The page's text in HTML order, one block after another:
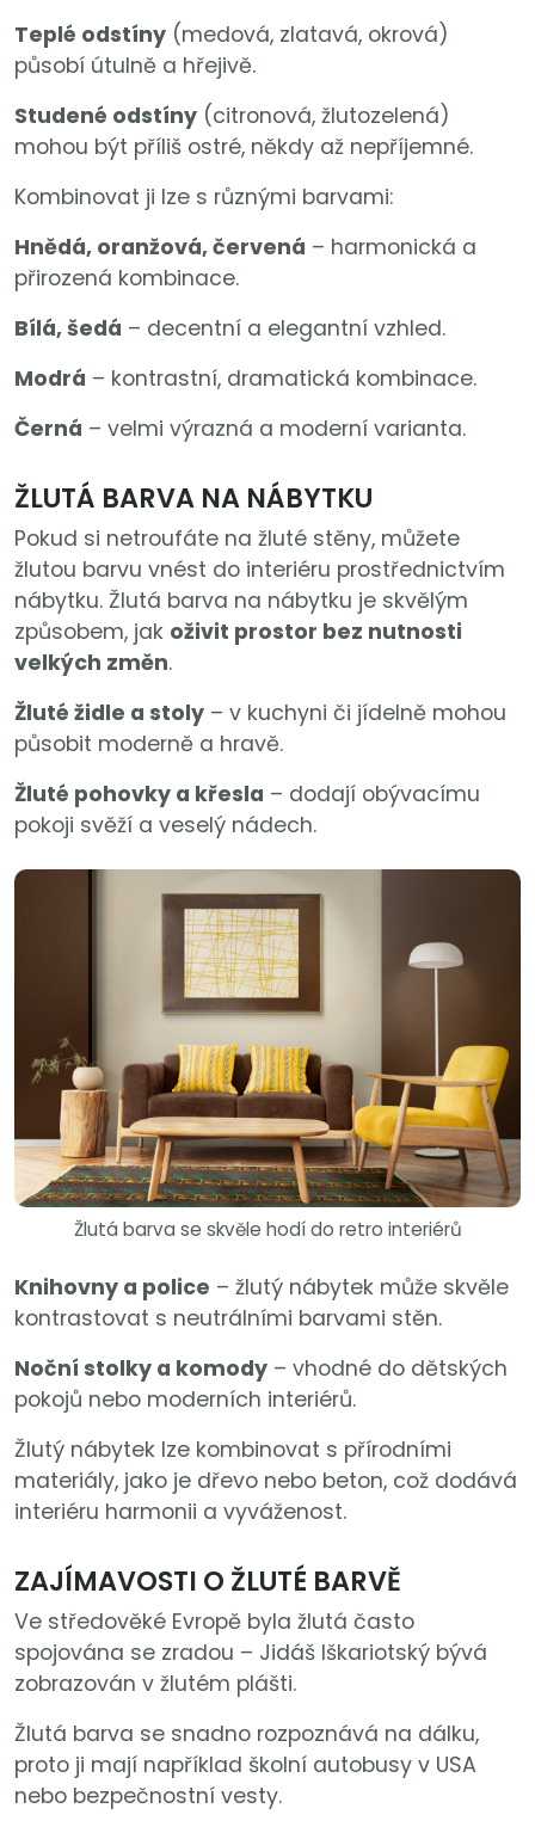
Teplé odstíny (medová, zlatavá, okrová)
působí útulně a hřejivě.
Studené odstíny (citronová, žlutozelená)
mohou být příliš ostré, někdy až nepříjemné.
Kombinovat ji lze s různými barvami:
Hnědá, oranžová, červená – harmonická a
přirozená kombinace.
Bílá, šedá – decentní a elegantní vzhled.
Modrá – kontrastní, dramatická kombinace.
Černá – velmi výrazná a moderní varianta.
ŽLUTÁ BARVA NA NÁBYTKU
Pokud si netroufáte na žluté stěny, můžete
žlutou barvu vnést do interiéru prostřednictvím
nábytku. Žlutá barva na nábytku je skvělým
způsobem, jak oživit prostor bez nutnosti
velkých změn.
Žluté židle a stoly – v kuchyni či jídelně mohou
působit moderně a hravě.
Žluté pohovky a křesla – dodají obývacímu
pokoji svěží a veselý nádech.
Žlutá barva se skvěle hodí do retro interiérů
Knihovny a police – žlutý nábytek může skvěle
kontrastovat s neutrálními barvami stěn.
Noční stolky a komody – vhodné do dětských
pokojů nebo moderních interiérů.
Žlutý nábytek lze kombinovat s přírodními
materiály, jako je dřevo nebo beton, což dodává
interiéru harmonii a vyváženost.
ZAJÍMAVOSTI O ŽLUTÉ BARVĚ
Ve středověké Evropě byla žlutá často
spojována se zradou – Jidáš Iškariotský bývá
zobrazován v žlutém plášti.
Žlutá barva se snadno rozpoznává na dálku,
proto ji mají například školní autobusy v USA
nebo bezpečnostní vesty.